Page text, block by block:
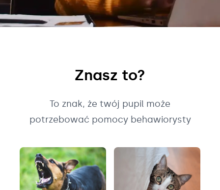
Znasz to?
To znak, że twój pupil może
potrzebować pomocy behawiorysty